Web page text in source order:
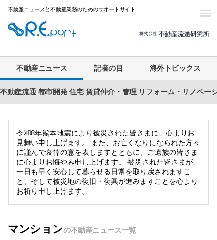
不動産ニュースと不動産業務のためのサポートサイト
不動産ニュース 記者の目 海外トピックス
不動産流通 都市開発 住宅 賃貸仲介・管理 リフォーム・リノベー
令和8年熊本地震により被災された皆さまに、心よりお
見舞い申し上げます。 また、お亡くなりになられた方々
に謹んで哀悼の意を表しますとともに、ご遺族の皆さま
に心よりお悔やみ申し上げます。 被災された皆さまが、
一日も早く安心して暮らせる日常を取り戻されますこ
と、そして被災地の復旧・復興が進みますことを心より
お祈り申し上げます。
マンションの不動産ニュース一覧